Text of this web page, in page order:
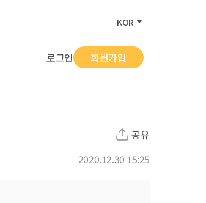
KOR
로그인 회원가입
공유
2020.12.30 15:25